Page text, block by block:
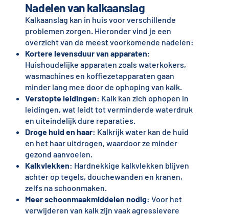
Nadelen van kalkaanslag
Kalkaanslag kan in huis voor verschillende
problemen zorgen. Hieronder vind je een
overzicht van de meest voorkomende nadelen:
Kortere levensduur van apparaten:
Huishoudelijke apparaten zoals waterkokers,
wasmachines en koffiezetapparaten gaan
minder lang mee door de ophoping van kalk.
Verstopte leidingen: Kalk kan zich ophopen in
leidingen, wat leidt tot verminderde waterdruk
en uiteindelijk dure reparaties.
Droge huid en haar: Kalkrijk water kan de huid
en het haar uitdrogen, waardoor ze minder
gezond aanvoelen.
Kalkvlekken: Hardnekkige kalkvlekken blijven
achter op tegels, douchewanden en kranen,
zelfs na schoonmaken.
Meer schoonmaakmiddelen nodig: Voor het
verwijderen van kalk zijn vaak agressievere